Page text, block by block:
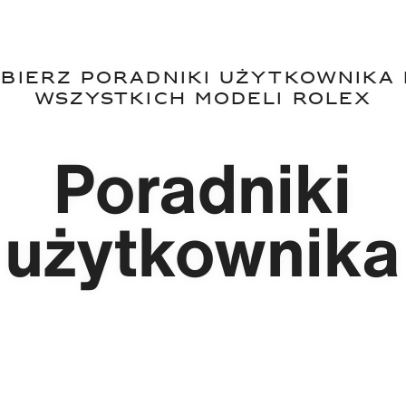
poradniki użytkownika
wszystkich modeli Rolex
Poradniki
użytkownika